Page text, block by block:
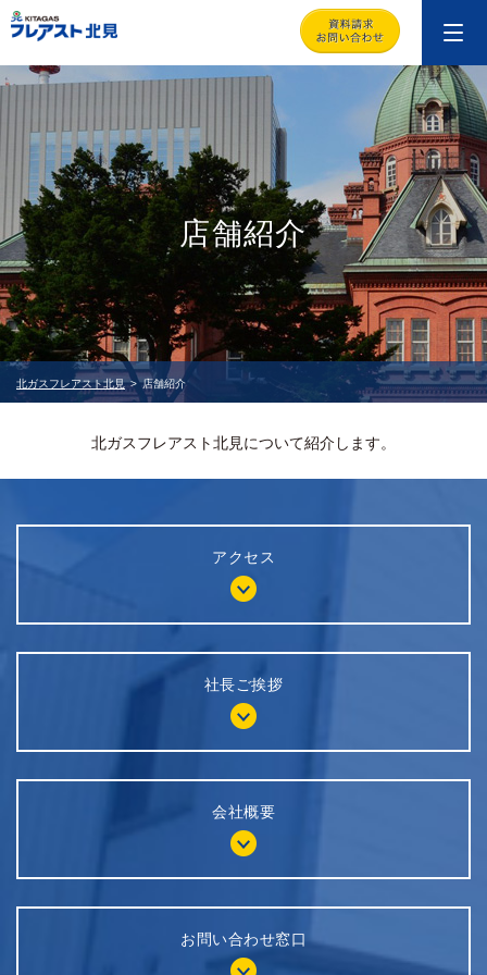
店舗紹介
北ガスフレアスト北見 店舗紹介
北ガスフレアスト北見について紹介します。
アクセス
社長ご挨拶
会社概要
お問い合わせ窓口